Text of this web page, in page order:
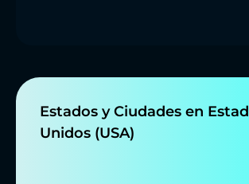
Estados y Ciudades en
Unidos (USA)